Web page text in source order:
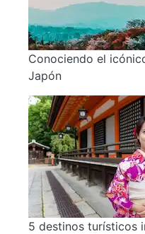
Conociendo el
Japón
5 destinos turísticos